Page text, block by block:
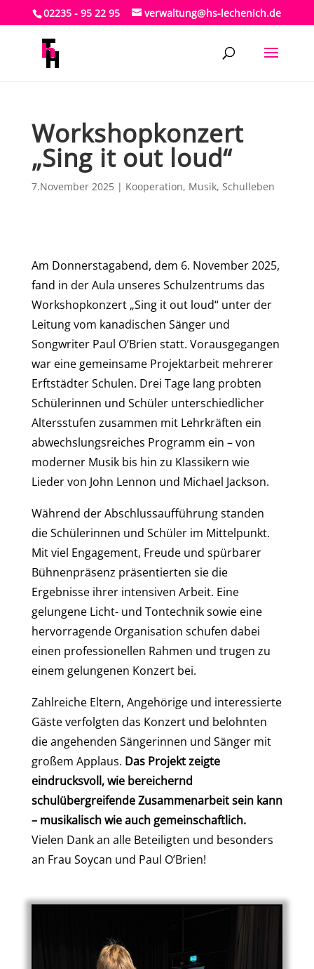
02235 - 95 22 95 verwaltung@hs-lechenich.de
Workshopkonzert
„Sing it out loud“
7.November 2025| Kooperation, Musik, Schulleben
Am Donnerstagabend, dem 6. November 2025,
fand in der Aula unseres Schulzentrums das
Workshopkonzert „Sing it out loud“ unter der
Leitung vom kanadischen Sänger und
Songwriter Paul O’Brien statt. Vorausgegangen
war eine gemeinsame Projektarbeit mehrerer
Erftstädter Schulen. Drei Tage lang probten
Schülerinnen und Schüler unterschiedlicher
Altersstufen zusammen mit Lehrkräften ein
abwechslungsreiches Programm ein – von
moderner Musik bis hin zu Klassikern wie
Lieder von John Lennon und Michael Jackson.
Während der Abschlussaufführung standen
die Schülerinnen und Schüler im Mittelpunkt.
Mit viel Engagement, Freude und spürbarer
Bühnenpräsenz präsentierten sie die
Ergebnisse ihrer intensiven Arbeit. Eine
gelungene Licht- und Tontechnik sowie eine
hervorragende Organisation schufen dabei
einen professionellen Rahmen und trugen zu
einem gelungenen Konzert bei.
Zahlreiche Eltern, Angehörige und interessierte
Gäste verfolgten das Konzert und belohnten
die angehenden Sängerinnen und Sänger mit
großem Applaus. Das Projekt zeigte
eindrucksvoll, wie bereichernd
schulübergreifende Zusammenarbeit sein kann
– musikalisch wie auch gemeinschaftlich.
Vielen Dank an alle Beteiligten und besonders
an Frau Soycan und Paul O’Brien!